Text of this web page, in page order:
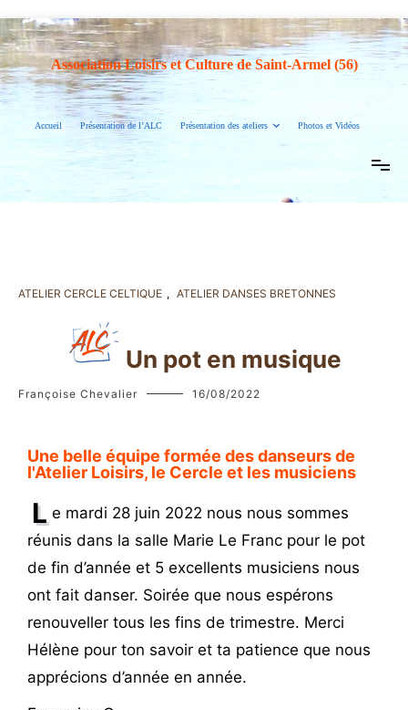
Association Loisirs et Culture de Saint-Armel (56)
Accueil Présentation de l’ALC Présentation des ateliers Photos et Vidéos
ATELIER CERCLE CELTIQUE , ATELIER DANSES BRETONNES
Un pot en musique
Françoise Chevalier 16/08/2022
Une belle équipe formée des danseurs de
l'Atelier Loisirs, le Cercle et les musiciens
L e mardi 28 juin 2022 nous nous sommes
réunis dans la salle Marie Le Franc pour le pot
de fin d’année et 5 excellents musiciens nous
ont fait danser. Soirée que nous espérons
renouveller tous les fins de trimestre. Merci
Hélène pour ton savoir et ta patience que nous
apprécions d’année en année.